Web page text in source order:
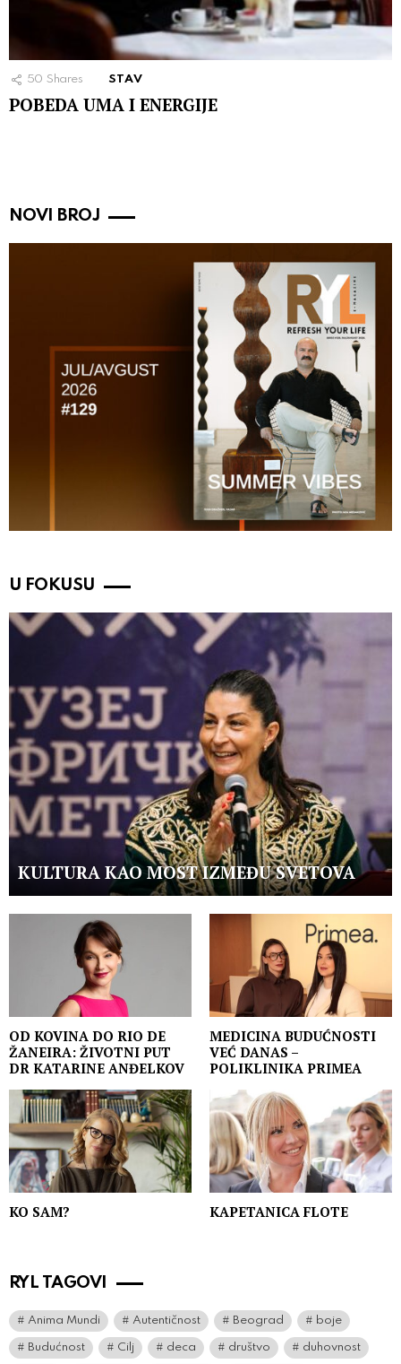
50 Shares STAV
POBEDA UMA I ENERGIJE
NOVI BROJ
U FOKUSU
KULTURA KAO MOST IZMEĐU SVETOVA
OD KOVINA DO RIO DE
ŽANEIRA: ŽIVOTNI PUT
DR KATARINE ANĐELKOV
MEDICINA BUDUĆNOSTI
VEĆ DANAS –
POLIKLINIKA PRIMEA
KO SAM? KAPETANICA FLOTE
RYL TAGOVI
Anima Mundi Autentičnost Beograd boje
Budućnost Cilj deca društvo duhovnost